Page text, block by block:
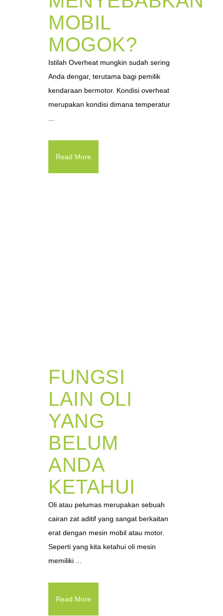
MOBIL
MOGOK?
Istilah Overheat mungkin sudah sering
Anda dengar, terutama bagi pemilik
kendaraan bermotor. Kondisi overheat
merupakan kondisi dimana temperatur
Read More
FUNGSI
LAIN OLI
YANG
BELUM
ANDA
KETAHUI
Oli atau pelumas merupakan sebuah
cairan zat aditif yang sangat berkaitan
erat dengan mesin mobil atau motor.
Seperti yang kita ketahui oli mesin
memiliki ...
Read More